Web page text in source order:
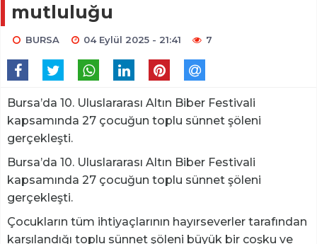
mutluluğu
BURSA 04 Eylül 2025 - 21:41 7
Bursa’da 10. Uluslararası Altın Biber Festivali
kapsamında 27 çocuğun toplu sünnet şöleni
gerçekleşti.
Bursa’da 10. Uluslararası Altın Biber Festivali
kapsamında 27 çocuğun toplu sünnet şöleni
gerçekleşti.
Çocukların tüm ihtiyaçlarının hayırseverler tarafından
karşılandığı toplu sünnet şöleni büyük bir coşku ve